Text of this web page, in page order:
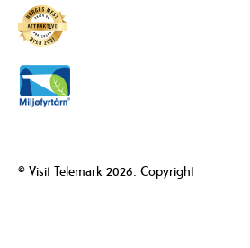
© Visit Telemark 2026. Copyright